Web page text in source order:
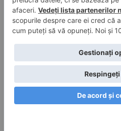
23 mart. 2026, 11:53înJuridic
Înțelegerile între firme
Unde apare problema
16 mart. 2026, 09:46înJuridic
Obligațiile GDPR ale